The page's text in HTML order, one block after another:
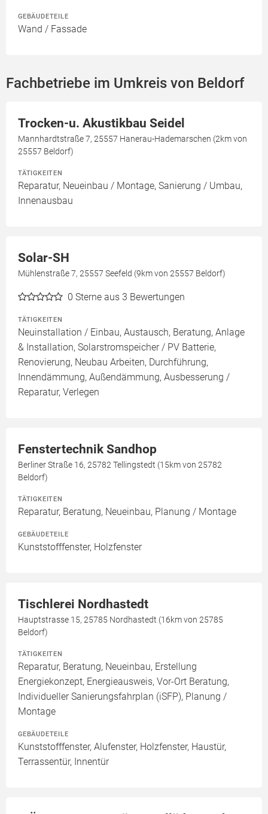
GEBÄUDETEILE
Wand / Fassade
Fachbetriebe im Umkreis von Beldorf
Trocken-u. Akustikbau Seidel
Mannhardtstraße 7, 25557 Hanerau-Hademarschen (2km von
25557 Beldorf)
TÄTIGKEITEN
Reparatur, Neueinbau / Montage, Sanierung / Umbau,
Innenausbau
Solar-SH
Mühlenstraße 7, 25557 Seefeld (9km von 25557 Beldorf)
0 Sterne aus 3 Bewertungen
TÄTIGKEITEN
Neuinstallation / Einbau, Austausch, Beratung, Anlage
& Installation, Solarstromspeicher / PV Batterie,
Renovierung, Neubau Arbeiten, Durchführung,
Innendämmung, Außendämmung, Ausbesserung /
Reparatur, Verlegen
Fenstertechnik Sandhop
Berliner Straße 16, 25782 Tellingstedt (15km von 25782
Beldorf)
TÄTIGKEITEN
Reparatur, Beratung, Neueinbau, Planung / Montage
GEBÄUDETEILE
Kunststofffenster, Holzfenster
Tischlerei Nordhastedt
Hauptstrasse 15, 25785 Nordhastedt (16km von 25785
Beldorf)
TÄTIGKEITEN
Reparatur, Beratung, Neueinbau, Erstellung
Energiekonzept, Energieausweis, Vor-Ort Beratung,
Individueller Sanierungsfahrplan (iSFP), Planung /
Montage
GEBÄUDETEILE
Kunststofffenster, Alufenster, Holzfenster, Haustür,
Terrassentür, Innentür